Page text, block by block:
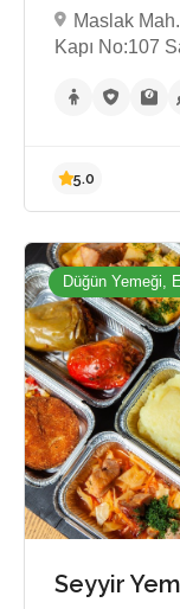
Henüz
Maslak
Kapı No:107
Düğün Yemeği,
Seyyir